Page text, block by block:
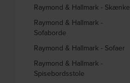
Raymond & Hallmark - Skænke
Raymond & Hallmark -
Sofaborde
Raymond & Hallmark - Sofaer
Raymond & Hallmark -
Spisebordsstole